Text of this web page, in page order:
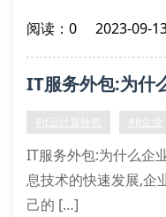
阅读：0 2023-09-
IT服务外包:为什
助?
#it云计算外包 #it企业
IT服务外包:为什么企
息技术的快速发展,企
己的 […]